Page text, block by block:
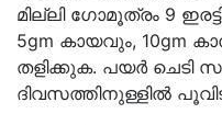
മില്ലി ഗോമൂത്രം 9
5gm കായവും, 10gm
തളിക്കുക. പയർ ചെടി
ദിവസത്തിനുള്ളിൽ